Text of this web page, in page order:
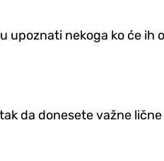
upoznati nekoga ko će ih
da donesete važne